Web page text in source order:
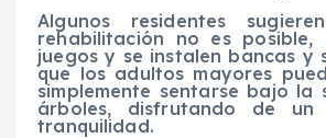
Algunos residentes
rehabilitación no es
juegos y se instalen bancas y
que los adultos mayores
simplemente sentarse bajo la
árboles, disfrutando de un
tranquilidad.